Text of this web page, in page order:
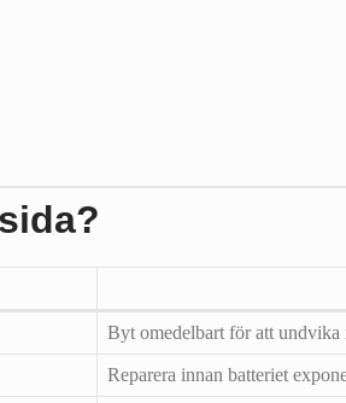
Byt omedelbart för att undvika
Reparera innan batteriet